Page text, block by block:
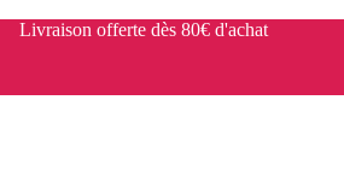
Livraison offerte dès 80€ d'achat